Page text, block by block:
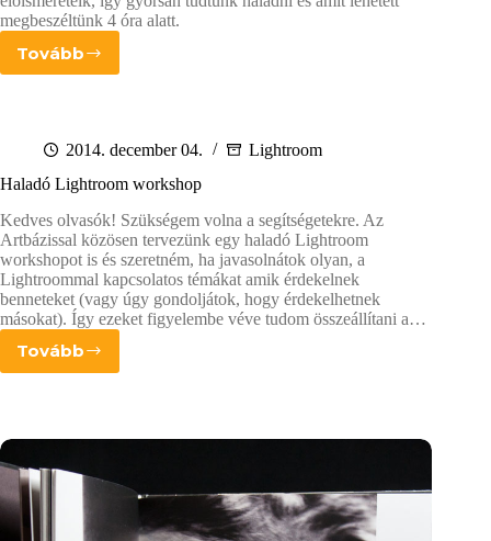
megbeszéltünk 4 óra alatt.
TovábbLightroom
2014. december 04.
Lightroom
Haladó Lightroom workshop
Kedves olvasók! Szükségem volna a segítségetekre. Az
Artbázissal közösen tervezünk egy haladó Lightroom
workshopot is és szeretném, ha javasolnátok olyan, a
Lightroommal kapcsolatos témákat amik érdekelnek
benneteket (vagy úgy gondoljátok, hogy érdekelhetnek
másokat). Így ezeket figyelembe véve tudom összeállítani a…
TovábbHaladó